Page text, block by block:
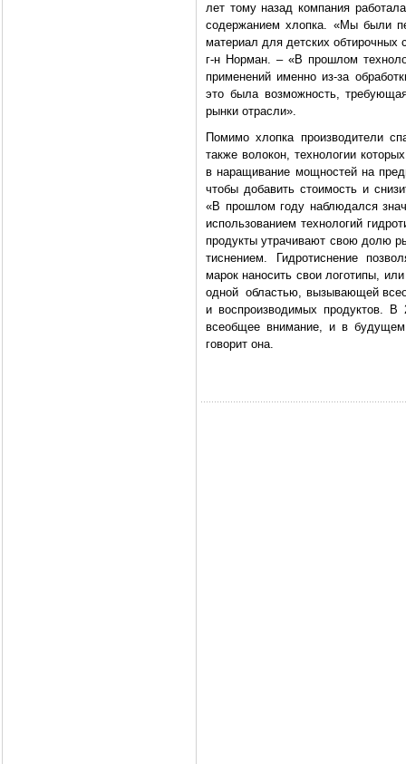
лет тому назад компания
содержанием хлопка. «Мы были
материал для детских обтирочных
г-н Норман. – «В прошлом
применений именно из-за
это была возможность,
рынки отрасли».
Помимо хлопка производители
также волокон, технологии
в наращивание мощностей на
чтобы добавить стоимость и
«В прошлом году наблюдался
использованием технологий
продукты утрачивают свою долю
тиснением. Гидротиснение
марок наносить свои логотипы,
одной областью, вызывающей
и воспроизводимых продуктов.
всеобщее внимание, и в
говорит она.